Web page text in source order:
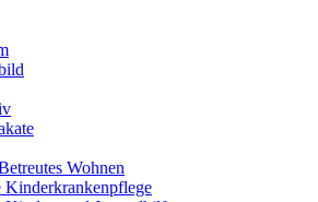
Wohnen
Kinderkrankenpflege